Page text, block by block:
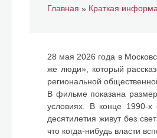
Главная » Краткая
28 мая 2026 года в
же люди», который
региональной
В фильме показана
условиях. В конце 1990-х
десятилетия живут без
что когда-нибудь власти